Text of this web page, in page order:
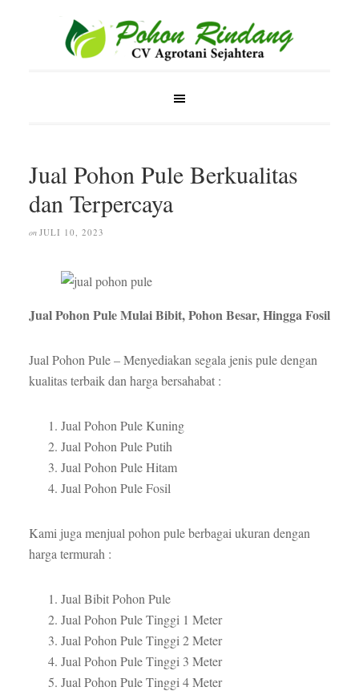
Jual Pohon Pule Berkualitas
dan Terpercaya
on JULI 10, 2023
Jual Pohon Pule Mulai Bibit, Pohon Besar, Hingga Fosil
Jual Pohon Pule – Menyediakan segala jenis pule dengan
kualitas terbaik dan harga bersahabat :
Jual Pohon Pule Kuning
Jual Pohon Pule Putih
Jual Pohon Pule Hitam
Jual Pohon Pule Fosil
Kami juga menjual pohon pule berbagai ukuran dengan
harga termurah :
Jual Bibit Pohon Pule
Jual Pohon Pule Tinggi 1 Meter
Jual Pohon Pule Tinggi 2 Meter
Jual Pohon Pule Tinggi 3 Meter
Jual Pohon Pule Tinggi 4 Meter